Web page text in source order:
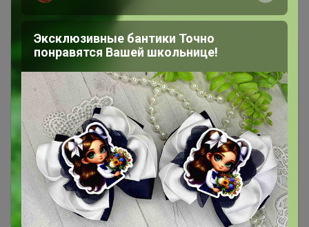
Чтобы ответить или задать вопрос
необходимо авторизоваться на сайте
Это займет меньше минуты
Войти Зарегистрироваться
Эксклюзивные бантики Точно
понравятся Вашей школьнице!